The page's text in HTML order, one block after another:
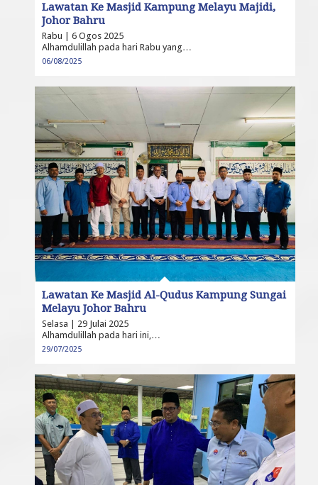
Lawatan Ke Masjid Kampung Melayu Majidi,
Johor Bahru
Rabu | 6 Ogos 2025
Alhamdulillah pada hari Rabu yang…
06/08/2025
Lawatan Ke Masjid Al-Qudus Kampung Sungai
Melayu Johor Bahru
Selasa | 29 Julai 2025
Alhamdulillah pada hari ini,…
29/07/2025